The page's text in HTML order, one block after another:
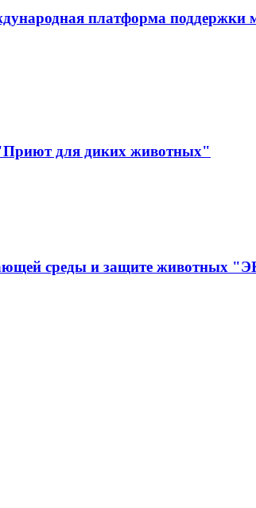
платформа поддержки
для диких животных"
среды и защите животных